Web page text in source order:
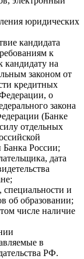
юридических
кандидата
к
кандидату на
законом от
кредитных
о
закона
(Банке
отдельных
России;
дата
специальности и
об образовании;
числе наличие
в
РФ.